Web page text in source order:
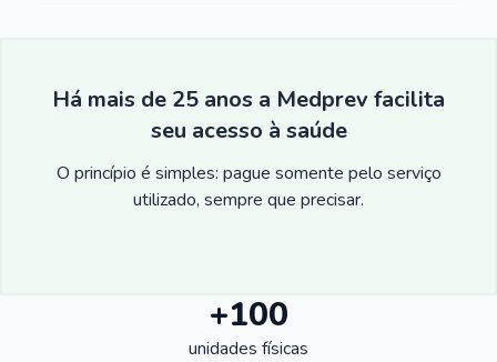
Há mais de 25 anos a Medprev facilita
seu acesso à saúde
O princípio é simples: pague somente pelo serviço
utilizado, sempre que precisar.
+100
unidades físicas